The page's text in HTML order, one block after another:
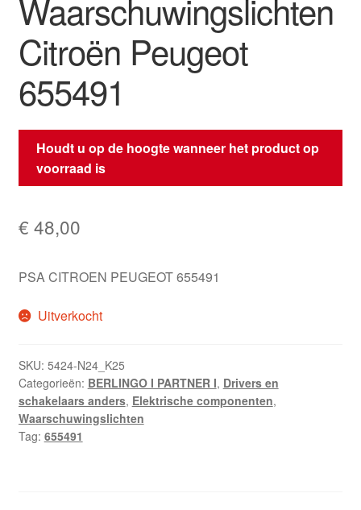
Waarschuwingslichten
Citroën Peugeot
655491
Houdt u op de hoogte wanneer het product op
voorraad is
€ 48,00
PSA CITROEN PEUGEOT 655491
Uitverkocht
SKU: 5424-N24_K25
Categorieën: BERLINGO I PARTNER I, Drivers en
schakelaars anders, Elektrische componenten,
Waarschuwingslichten
Tag: 655491